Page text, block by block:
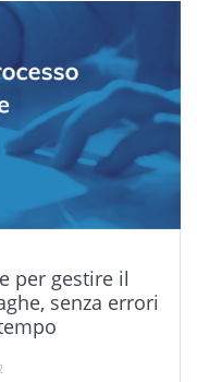
per gestire il
senza errori